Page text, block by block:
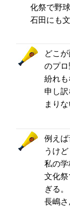
化祭で野
石田にも
どこ
のプ
紛れも
申し
まり
例え
うけど
私の
文化
ぎる。
長嶋